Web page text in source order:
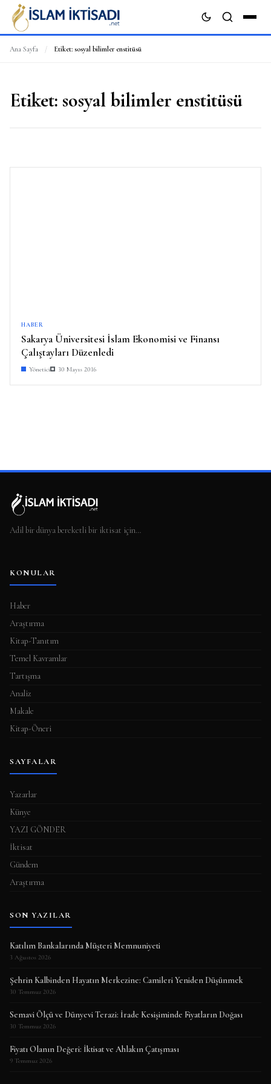
Ana Sayfa / Etiket: sosyal bilimler enstitüsü
Etiket: sosyal bilimler enstitüsü
HABER
Sakarya Üniversitesi İslam Ekonomisi ve Finansı
Çalıştayları Düzenledi
Yönetici 30 Mayıs 2016
Adil bir dünya bereketli bir iktisat için…
KONULAR
Haber
Araştırma
Kitap-Tanıtım
Temel Kavramlar
Tartışma
Analiz
Makale
Kitap-Öneri
SAYFALAR
Yazarlar
Künye
YAZI GÖNDER
İktisat
Gündem
Araştırma
SON YAZILAR
Katılım Bankalarında Müşteri Memnuniyeti
3 Ağustos 2026
Şehrin Kalbinden Hayatın Merkezine: Camileri Yeniden Düşünmek
30 Temmuz 2026
Semavi Ölçü ve Dünyevi Terazi: İrade Kesişiminde Fiyatların Doğası
30 Temmuz 2026
Fiyatı Olanın Değeri: İktisat ve Ahlakın Çatışması
9 Temmuz 2026